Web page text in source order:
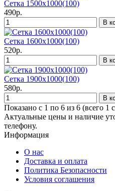
Сетка 1500х1000(100)
490р.
В
Сетка 1600х1000(100)
520р.
В
Сетка 1900х1000(100)
580р.
В
Показано с 1 по 6 из 6 (всего 1
Актуальные цены и наличие
телефону.
Информация
О нас
Доставка и оплата
Политика Безопасности
Условия соглашения